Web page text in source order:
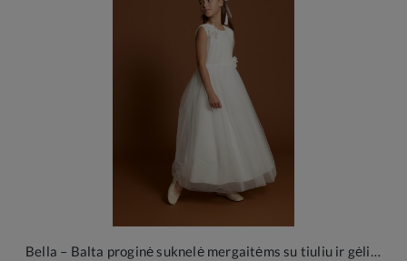
Bella – Balta proginė suknelė mergaitėms su tiuliu ir gėlių aplikacijomis